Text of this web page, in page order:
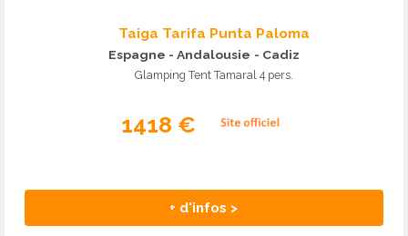
Taiga Tarifa Punta Paloma
Espagne - Andalousie - Cadiz
Glamping Tent Tamaral 4 pers.
1418 €
+ d'infos >